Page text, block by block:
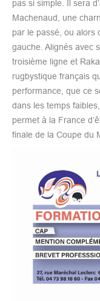
pas si simple. Il sera
Machenaud, une
par le passé, ou alors
gauche. Alignés avec
troisième ligne et
rugbystique français
performance, que ce
dans les temps
permet à la France
finale de la Coupe du